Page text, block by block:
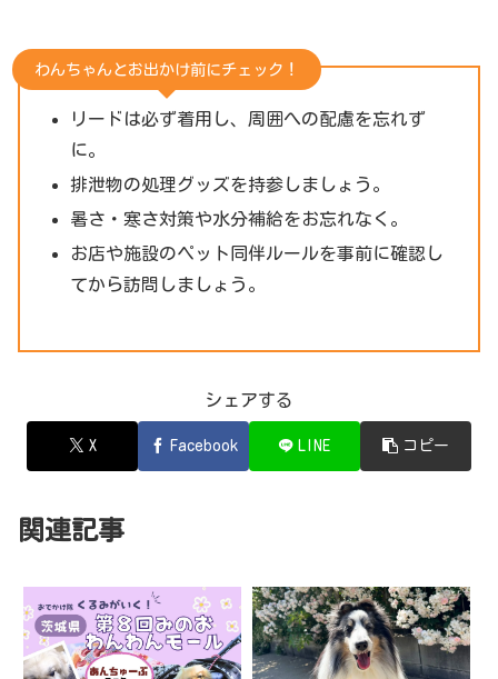
わんちゃんとお出かけ前にチェック！
リードは必ず着用し、周囲への配慮を忘れず
に。
排泄物の処理グッズを持参しましょう。
暑さ・寒さ対策や水分補給をお忘れなく。
お店や施設のペット同伴ルールを事前に確認し
てから訪問しましょう。
シェアする
X Facebook LINE コピー
関連記事